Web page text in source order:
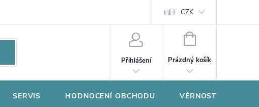
CZK
Přihlášení
NÁKUPNÍ
Prázdný košík
SERVIS HODNOCENÍ OBCHODU VĚRNOSTNÍ